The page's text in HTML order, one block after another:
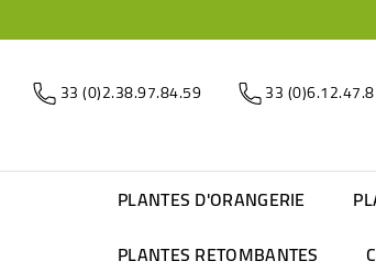
33 (0)2.38.97.84.59 33
PLANTES D'ORANGERIE
PLANTES RETOMBANTES